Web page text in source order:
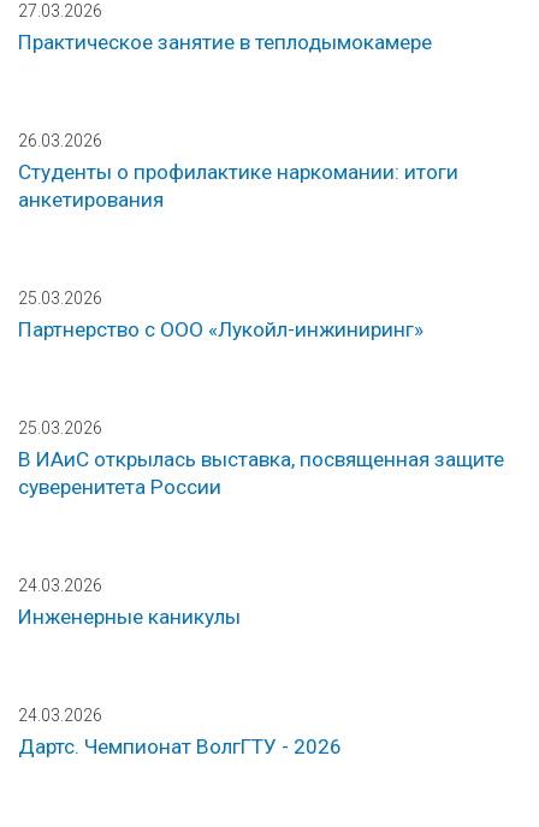
27.03.2026
Практическое занятие в теплодымокамере
26.03.2026
Студенты о профилактике наркомании: итоги
анкетирования
25.03.2026
Партнерство с ООО «Лукойл-инжиниринг»
25.03.2026
В ИАиС открылась выставка, посвященная защите
суверенитета России
24.03.2026
Инженерные каникулы
24.03.2026
Дартс. Чемпионат ВолгГТУ - 2026